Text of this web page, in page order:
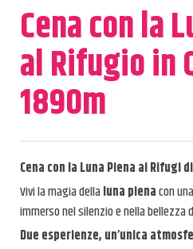
I Rifugi
Eventi
News
Maestri di Sci
Dove Soggiornare
La nostra Storia
Cena con la
al Rifugio in
1890m
Cena con la Luna Piena ai Rifugi di
Vivi la magia dellaluna pienacon
immerso nel silenzio e nella bellezza
Due esperienze, un’unica